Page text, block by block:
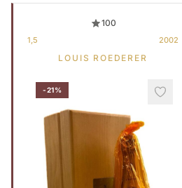
100
1,5 2002
LOUIS ROEDERER
-21%